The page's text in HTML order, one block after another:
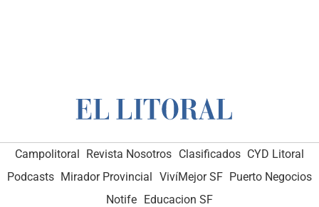
Campolitoral Revista Nosotros Clasificados CYD Litoral
Podcasts Mirador Provincial VivíMejor SF Puerto Negocios
Notife Educacion SF